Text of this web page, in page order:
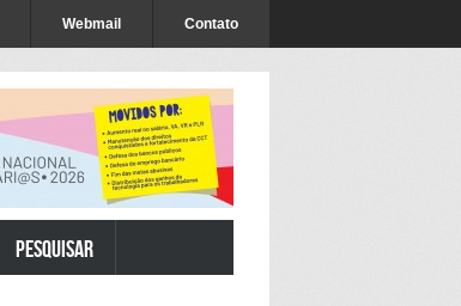
Pesquisar
Webmail Contato